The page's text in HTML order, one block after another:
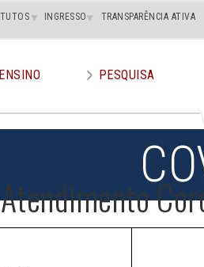
INGRESSO TRANSPARÊNCIA ATIVA
ENSINO PESQUISA